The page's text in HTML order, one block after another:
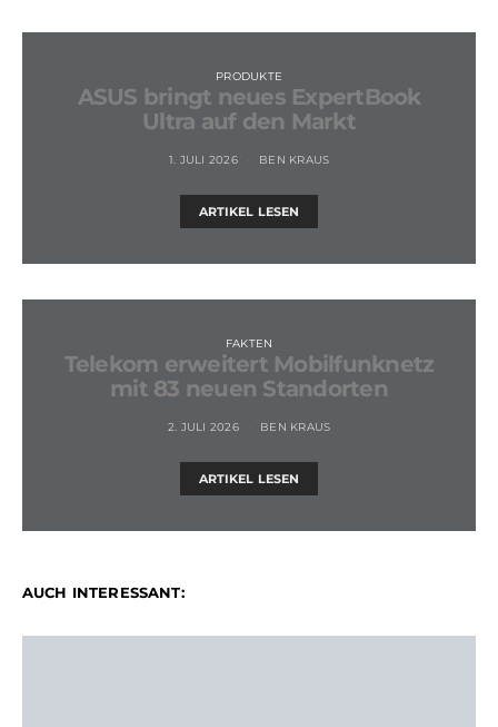
PRODUKTE
ASUS bringt neues ExpertBook
Ultra auf den Markt
1. JULI 2026 BEN KRAUS
ARTIKEL LESEN
FAKTEN
Telekom erweitert Mobilfunknetz
mit 83 neuen Standorten
2. JULI 2026 BEN KRAUS
ARTIKEL LESEN
AUCH INTERESSANT: